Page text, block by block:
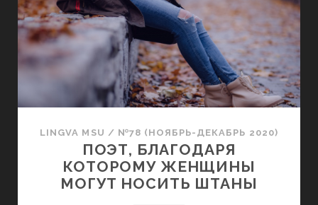
LINGVA MSU / №78 (НОЯБРЬ-ДЕКАБРЬ 2020)
ПОЭТ, БЛАГОДАРЯ
КОТОРОМУ ЖЕНЩИНЫ
МОГУТ НОСИТЬ ШТАНЫ